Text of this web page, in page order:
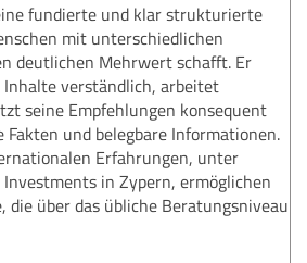
fundierte und klar strukturierte
mit unterschiedlichen
deutlichen Mehrwert schafft. Er
verständlich, arbeitet
seine Empfehlungen konsequent
Fakten und belegbare Informationen.
Erfahrungen, unter
in Zypern, ermöglichen
die über das übliche Beratungsniveau